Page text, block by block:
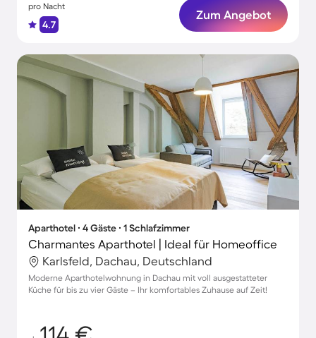
pro Nacht
4.7
Zum Angebot
Aparthotel ∙ 4 Gäste ∙ 1 Schlafzimmer
Charmantes Aparthotel | Ideal für Homeoffice
Karlsfeld, Dachau, Deutschland
Moderne Aparthotelwohnung in Dachau mit voll ausgestatteter
Küche für bis zu vier Gäste – Ihr komfortables Zuhause auf Zeit!